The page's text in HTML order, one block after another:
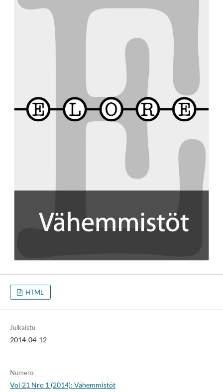
HTML
Julkaistu
2014-04-12
Numero
Vol 21 Nro 1 (2014): Vähemmistöt